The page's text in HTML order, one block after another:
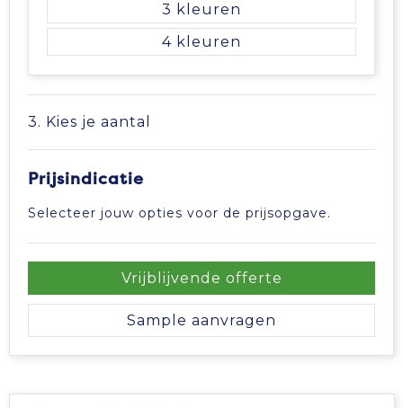
3
4
3. Kies je aantal
Prijsindicatie
Selecteer jouw opties voor de prijsopgave.
Vrijblijvende offerte
Sample aanvragen